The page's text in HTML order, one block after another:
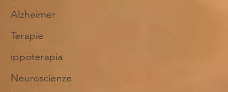
Alzheimer
Terapie
ippoterapia
Neuroscienze